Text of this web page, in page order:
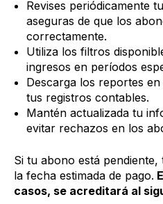
Revises periódicamente
aseguras de que los
correctamente.
Utiliza los filtros
ingresos en períodos
Descarga los reportes
tus registros contables.
Mantén actualizada tu
evitar rechazos en los
Si tu abono está
la fecha estimada de pago.
casos, se acreditará al